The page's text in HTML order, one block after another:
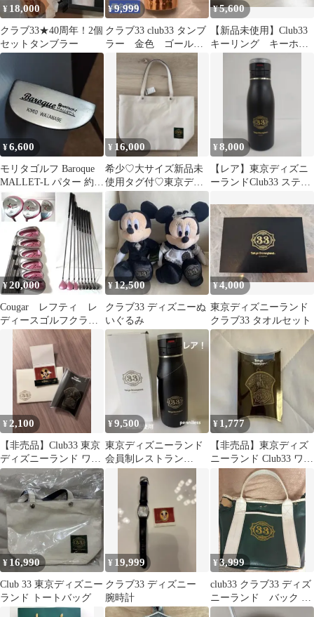
¥ 18,000
クラブ33★40周年！2個
セットタンブラー
¥9,999
クラブ33 club33 タンブ
ラー 金色 ゴール
ド レア
¥5,600
【新品未使用】Club33
キーリング キーホル
¥6,600
モリタゴルフ Baroque
MALLET-L パター 約33
インチ 地クラブ
¥ 16,000
希少♡大サイズ新品未
使用タグ付♡東京ディ
ズニーランド 会員制
クラブ33 トート
¥8,000
【レア】東京ディズニ
ーランドClub33 ステン
¥20,000
Cougar レフティ レ
ディースゴルフクラブ
セット 33IS WG-
TOUR
¥12,500
クラブ33 ディズニーぬ
いぐるみ
¥4,000
東京ディズニーランド
クラブ33 タオルセット
¥2,100
【非売品】Club33 東京
ディズニーランド ワイ
ンチャーム＆ステッカ
ーセット
¥9,500
東京ディズニーランド
会員制レストラン
ー新品未使用
¥ 1,777
【非売品】東京ディズ
ニーランド Club33 ワイ
ンマーカー キーホルダ
¥ 16,990
Club 33 東京ディズニー
ランド トートバッグ
¥ 19,999
クラブ33 ディズニー
腕時計
¥3,999
club33 クラブ33 ディズ
ニーランド バック ハ
ンドバッグ